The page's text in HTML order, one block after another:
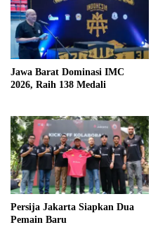
Jawa Barat Dominasi IMC
2026, Raih 138 Medali
Persija Jakarta Siapkan Dua
Pemain Baru